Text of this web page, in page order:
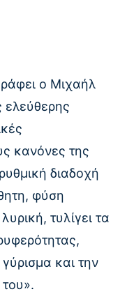
ο Μιχαήλ
ελεύθερης
κανόνες της
διαδοχή
φύση
τυλίγει τα
και την